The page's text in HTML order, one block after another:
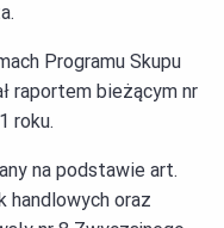
Programu Skupu
raportem bieżącym nr
roku.
na podstawie art.
handlowych oraz